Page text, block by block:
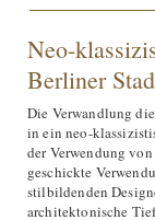
Neo-
Berliner
Die Verwandlung
in ein neo-
der Verwendung
geschickte
stilbildenden
architektonische